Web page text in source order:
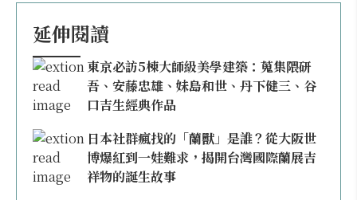
延伸閱讀
東京必訪5棟大師級美學建築：蒐集隈研
吾、安藤忠雄、妹島和世、丹下健三、谷
口吉生經典作品
日本社群瘋找的「蘭獸」是誰？從大阪世
博爆紅到一娃難求，揭開台灣國際蘭展吉
祥物的誕生故事